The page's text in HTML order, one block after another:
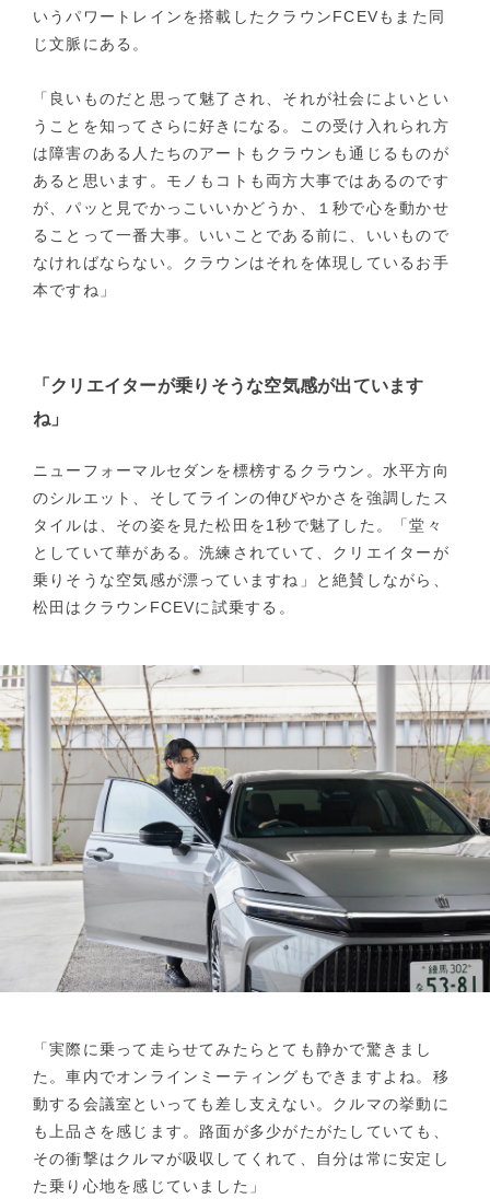
いうパワートレインを搭載したクラウンFCEVもまた同
じ文脈にある。
「良いものだと思って魅了され、それが社会によいとい
うことを知ってさらに好きになる。この受け入れられ方
は障害のある人たちのアートもクラウンも通じるものが
あると思います。モノもコトも両方大事ではあるのです
が、パッと見でかっこいいかどうか、１秒で心を動かせ
ることって一番大事。いいことである前に、いいもので
なければならない。クラウンはそれを体現しているお手
本ですね」
「クリエイターが乗りそうな空気感が出ています
ね」
ニューフォーマルセダンを標榜するクラウン。水平方向
のシルエット、そしてラインの伸びやかさを強調したス
タイルは、その姿を見た松田を1秒で魅了した。「堂々
としていて華がある。洗練されていて、クリエイターが
乗りそうな空気感が漂っていますね」と絶賛しながら、
松田はクラウンFCEVに試乗する。
「実際に乗って走らせてみたらとても静かで驚きまし
た。車内でオンラインミーティングもできますよね。移
動する会議室といっても差し支えない。クルマの挙動に
も上品さを感じます。路面が多少がたがたしていても、
その衝撃はクルマが吸収してくれて、自分は常に安定し
た乗り心地を感じていました」